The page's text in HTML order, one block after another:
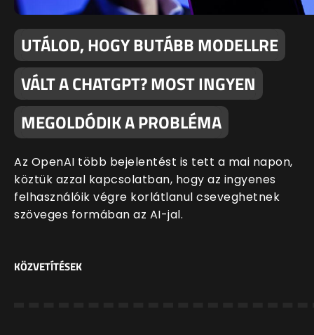
UTÁLOD, HOGY BUTÁBB MODELLRE
VÁLT A CHATGPT? MOST INGYEN
MEGOLDÓDIK A PROBLÉMA
Az OpenAI több bejelentést is tett a mai napon,
köztük azzal kapcsolatban, hogy az ingyenes
felhasználóik végre korlátlanul cseveghetnek
szöveges formában az AI-jal.
KÖZVETÍTÉSEK